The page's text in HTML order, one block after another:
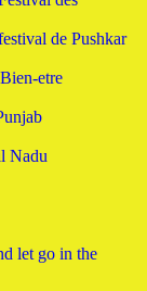
de Pushkar
etre
Nadu
let go in the